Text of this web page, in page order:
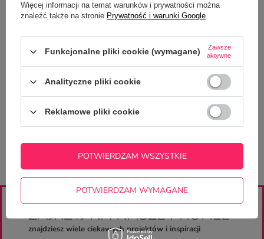
OPINIE (0)
Potrzebujesz pomocy? Masz pytania?
Zadaj pytanie a my odpowiemy
niezwłocznie, najciekawsze pytania i
odpowiedzi publikując dla innych.
ZADAJ PYTANIE
ZAJRZYJ NA NASZE PROFILE
znajdziesz wiele ciekawych projektów i inspiracji
Więcej informacji na temat warunków i prywatności można
znaleźć także na stronie Prywatność i warunki Google.
Funkcjonalne pliki cookie (wymagane)
Zawsze
aktywne
Analityczne pliki cookie
Reklamowe pliki cookie
POTWIERDZAM WYMAGANE
POTWIERDZAM WSZYSTKIE